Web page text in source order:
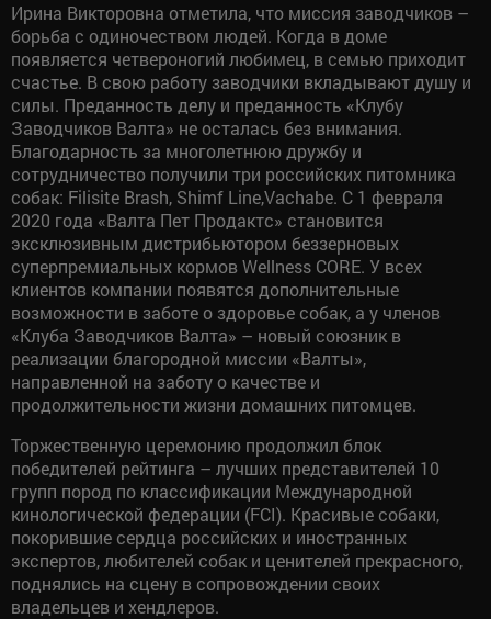
Ирина Викторовна отметила, что миссия заводчиков –
борьба с одиночеством людей. Когда в доме
появляется четвероногий любимец, в семью приходит
счастье. В свою работу заводчики вкладывают душу и
силы. Преданность делу и преданность «Клубу
Заводчиков Валта» не осталась без внимания.
Благодарность за многолетнюю дружбу и
сотрудничество получили три российских питомника
собак: Filisite Brash, Shimf Line,Vachabe. С 1 февраля
2020 года «Валта Пет Продактс» становится
эксклюзивным дистрибьютором беззерновых
суперпремиальных кормов Wellness CORE. У всех
клиентов компании появятся дополнительные
возможности в заботе о здоровье собак, а у членов
«Клуба Заводчиков Валта» – новый союзник в
реализации благородной миссии «Валты»,
направленной на заботу о качестве и
продолжительности жизни домашних питомцев.
Торжественную церемонию продолжил блок
победителей рейтинга – лучших представителей 10
групп пород по классификации Международной
кинологической федерации (FCI). Красивые собаки,
покорившие сердца российских и иностранных
экспертов, любителей собак и ценителей прекрасного,
поднялись на сцену в сопровождении своих
владельцев и хендлеров.